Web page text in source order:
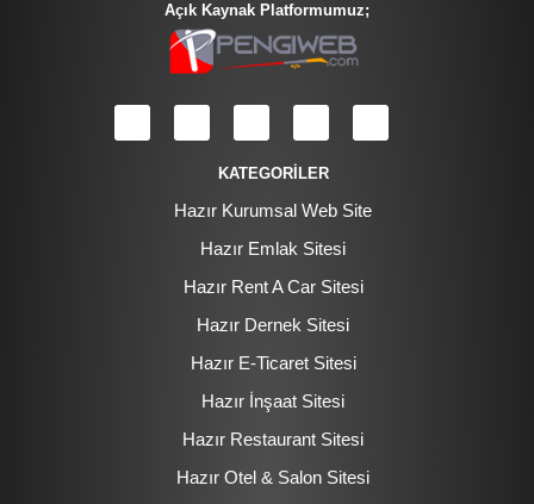
Açık Kaynak Platformumuz;
KATEGORİLER
Hazır Kurumsal Web Site
Hazır Emlak Sitesi
Hazır Rent A Car Sitesi
Hazır Dernek Sitesi
Hazır E-Ticaret Sitesi
Hazır İnşaat Sitesi
Hazır Restaurant Sitesi
Hazır Otel & Salon Sitesi